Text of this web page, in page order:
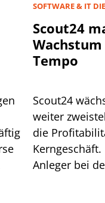
SOFTWARE & IT
Scout24
Tempo
Scout24
weiter
die
Anleger bei